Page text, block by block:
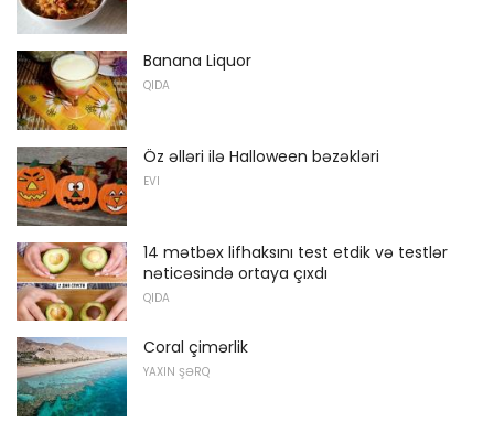
Banana Liquor
QIDA
Öz əlləri ilə Halloween bəzəkləri
EVI
14 mətbəx lifhaksını test etdik və testlər
nəticəsində ortaya çıxdı
QIDA
Coral çimərlik
YAXIN ŞƏRQ